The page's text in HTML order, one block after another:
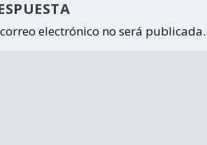
electrónico no será publicada.